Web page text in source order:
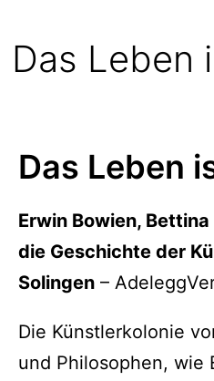
Das Leben
Das Leben
Erwin Bowien,
die Geschichte der
Solingen –
Die Künstlerkolonie
und Philosophen, wie